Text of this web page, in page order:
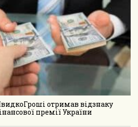
отримав відзнаку
премії України